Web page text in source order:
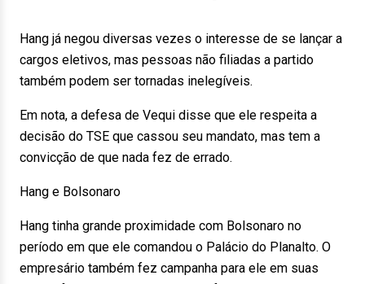
Hang já negou diversas vezes o interesse de se lançar a
cargos eletivos, mas pessoas não filiadas a partido
também podem ser tornadas inelegíveis.
Em nota, a defesa de Vequi disse que ele respeita a
decisão do TSE que cassou seu mandato, mas tem a
convicção de que nada fez de errado.
Hang e Bolsonaro
Hang tinha grande proximidade com Bolsonaro no
período em que ele comandou o Palácio do Planalto. O
empresário também fez campanha para ele em suas